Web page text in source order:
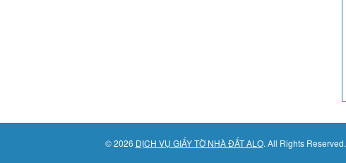
© 2026 DỊCH VỤ GIẤY TỜ NHÀ ĐẤT ALO. All Rights Reserved.